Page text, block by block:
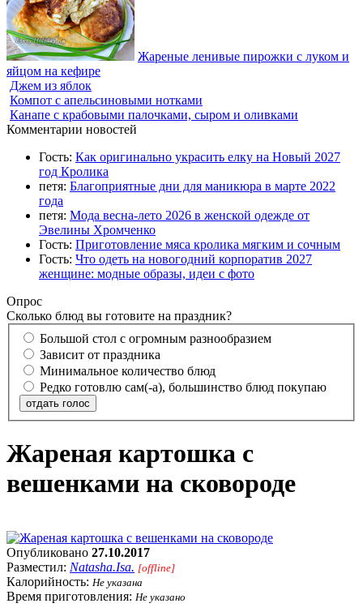
Жареные ленивые пирожки с луком и
яйцом на кефире
Джем из яблок
Компот с апельсиновыми нотками
Канапе с крабовыми палочками, сыром и оливками
Комментарии новостей
Гость: Как оригинально украсить елку на Новый 2027
год Кролика
петя: Благоприятные дни для маникюра в марте 2022
года
петя: Мода весна-лето 2026 в женской одежде от
Эвелины Хромченко
Гость: Приготовление мяса кролика мягким и сочным
Гость: Что одеть на новогодний корпоратив 2027
женщине: модные образы, идеи с фото
Опрос
Сколько блюд вы готовите на праздник?
Большой стол с огромным разнообразием
Зависит от праздника
Минимальное количество блюд
Редко готовлю сам(-а), большинство блюд покупаю
отдать голос
Жареная картошка с
вешенками на сковороде
Опубликовано 27.10.2017
Разместил: Natasha.Isa. [offline]
Калорийность: Не указана
Время приготовления: Не указано